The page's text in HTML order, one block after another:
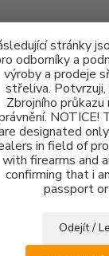
stránky
odborníky a
výroby a prodeje
střeliva.
Zbrojního
NOTICE!
designated
in field of
with firearms and
confirming that i
passport
Odejít /
spoušť CZ 75 SA
CZ